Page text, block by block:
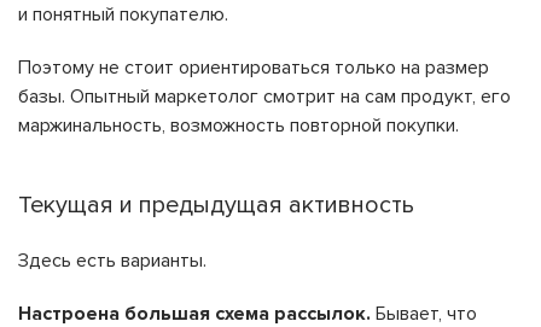
и понятный покупателю.
Поэтому не стоит ориентироваться только на размер
базы. Опытный маркетолог смотрит на сам продукт, его
маржинальность, возможность повторной покупки.
Текущая и предыдущая активность
Здесь есть варианты.
Настроена большая схема рассылок. Бывает, что